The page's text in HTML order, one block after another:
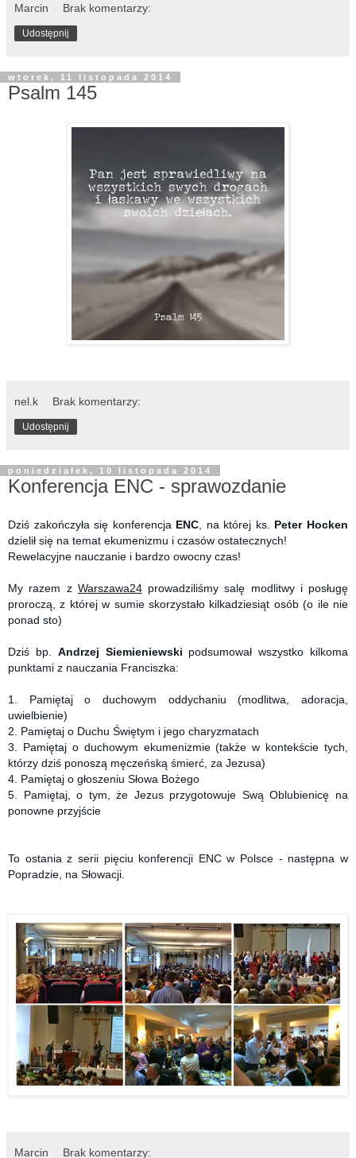
Marcin Brak komentarzy:
Udostępnij
wtorek, 11 listopada 2014
Psalm 145
nel.k Brak komentarzy:
Udostępnij
poniedziałek, 10 listopada 2014
Konferencja ENC - sprawozdanie
Dziś zakończyła się konferencja ENC , na której ks. Peter Hocken
dzielił się na temat ekumenizmu i czasów ostatecznych!
Rewelacyjne nauczanie i bardzo owocny czas!
My razem z Warszawa24prowadziliśmy salę modlitwy i posługę
proroczą, z której w sumie skorzystało kilkadziesiąt osób (o ile nie
ponad sto)
Dziś bp. Andrzej Siemieniewski podsumował wszystko kilkoma
punktami z nauczania Franciszka:
1. Pamiętaj o duchowym oddychaniu (modlitwa, adoracja,
uwielbienie)
2. Pamiętaj o Duchu Świętym i jego charyzmatach
3. Pamiętaj o duchowym ekumenizmie (także w kontekście tych,
którzy dziś ponoszą męczeńską śmierć, za Jezusa)
4. Pamiętaj o głoszeniu Słowa Bożego
5. Pamiętaj, o tym, że Jezus przygotowuje Swą Oblubienicę na
ponowne przyjście
To ostania z serii pięciu konferencji ENC w Polsce - następna w
Popradzie, na Słowacji.
Marcin Brak komentarzy: